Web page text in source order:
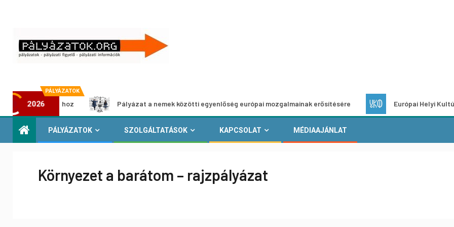
PÁLYÁZATOK
2026
kiállításhoz Pályázat a nemek közötti egyenlőség európai mozgalmainak erősítésére Európai Helyi Kultúra –
PÁLYÁZATOK SZOLGÁLTATÁSOK KAPCSOLAT MÉDIAAJÁNLAT
Környezet a barátom – rajzpályázat